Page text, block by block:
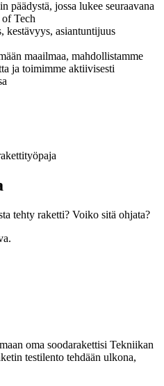
kestävyys, asiantuntijuus
maailmaa, mahdollistamme
ja toimimme aktiivisesti
tehty raketti? Voiko sitä ohjata?
oma soodarakettisi Tekniikan
testilento tehdään ulkona,